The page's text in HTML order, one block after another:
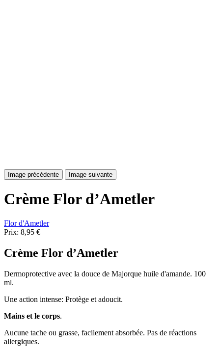
Image précédente Image suivante
Crème Flor d’Ametler
Flor d'Ametler
Prix: 8,95 €
Crème Flor d’Ametler
Dermoprotective avec la douce de Majorque huile d'amande. 100
ml.
Une action intense: Protège et adoucit.
Mains et le corps.
Aucune tache ou grasse, facilement absorbée. Pas de réactions
allergiques.